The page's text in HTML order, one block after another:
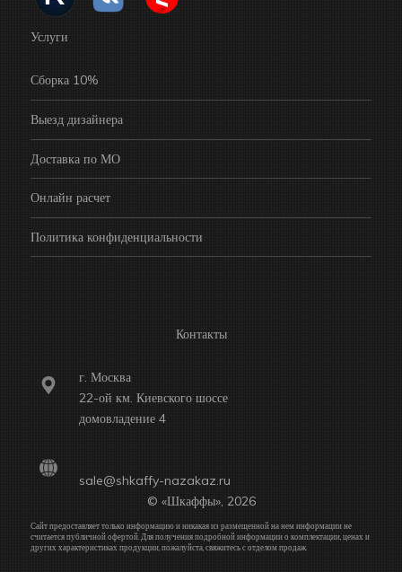
Услуги
Сборка 10%
Выезд дизайнера
Доставка по МО
Онлайн расчет
Политика конфиденциальности
Контакты
г. Москва
22-ой км. Киевского шоссе
домовладение 4
sale@shkaffy-nazakaz.ru
© «Шкаффы», 2026
Сайт предоставляет только информацию и никакая из размещенной на нем информации не
считается публичной офертой. Для получения подробной информации о комплектации, ценах и
других характеристиках продукции, пожалуйста, свяжитесь с отделом продаж.